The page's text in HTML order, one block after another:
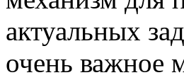
актуальных
очень важное